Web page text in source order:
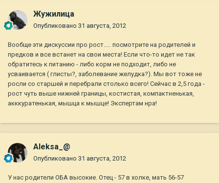
Жужилица
Опубликовано 31 августа, 2012
Вообще эти дискуссии про рост..... посмотрите на родителей и
предков и все встанет на свои места! Если что-то идет не так
обратитесь к питанию - либо корм не подходит, либо не
усваивается ( глисты?, заболевание желудка?). Мы вот тоже не
росли со старшей и перебрали столько всего! Сейчас в 2,5 года -
рост чуть выше нижней границы, костистая, компактненькая,
акккуратенькая, мышца к мышце! Экспертам нра!
Aleksa_@
Опубликовано 31 августа, 2012
У нас родители ОБА высокие. Отец - 57 в холке, мать 56-57